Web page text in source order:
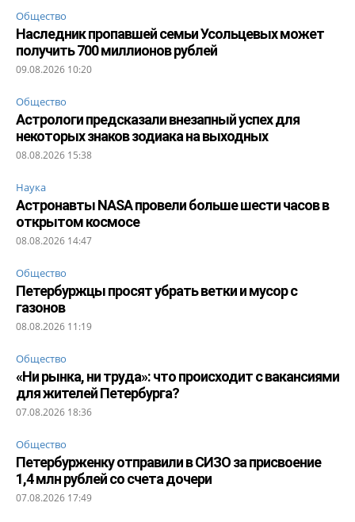
Общество
Наследник пропавшей семьи Усольцевых может
получить 700 миллионов рублей
09.08.2026 10:20
Общество
Астрологи предсказали внезапный успех для
некоторых знаков зодиака на выходных
08.08.2026 15:38
Наука
Астронавты NASA провели больше шести часов в
открытом космосе
08.08.2026 14:47
Общество
Петербуржцы просят убрать ветки и мусор с
газонов
08.08.2026 11:19
Общество
«Ни рынка, ни труда»: что происходит с вакансиями
для жителей Петербурга?
07.08.2026 18:36
Общество
Петербурженку отправили в СИЗО за присвоение
1,4 млн рублей со счета дочери
07.08.2026 17:49